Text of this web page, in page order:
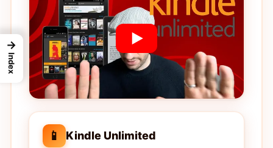
📱 Kindle Unlimited
→
Index